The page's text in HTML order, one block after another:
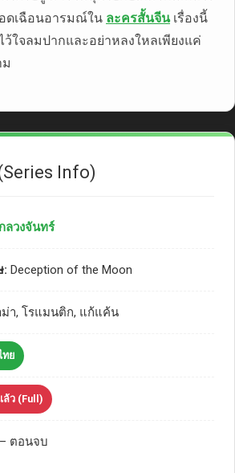
ดเฉือนอารมณ์ใน ละครสั้นจีนเรื่องนี้
ว้ใจลมปากและอย่าหลงใหลเพียงแค่
Info)
ลวงจันทร์
: Deception of the Moon
ม่า, โรแมนติก, แก้แค้น
ทย
ล้ว (Full)
– ตอนจบ